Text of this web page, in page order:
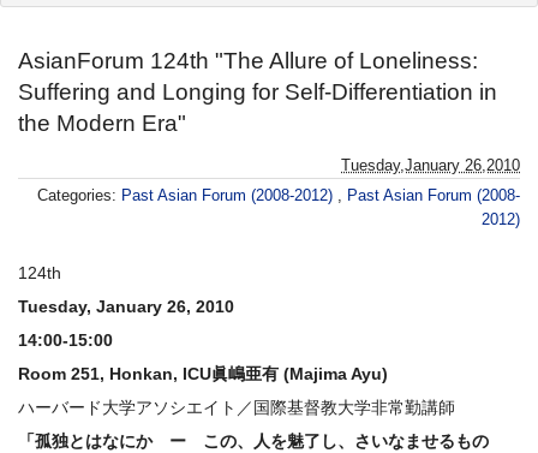
Peace Research Institute
Research Center for Global Language
Education(Closed)
AsianForum 124th "The Allure of Loneliness:
Suffering and Longing for Self-Differentiation in
the Modern Era"
Tuesday,January 26,2010
Categories: Past Asian Forum (2008-2012) , Past Asian Forum (2008-
2012)
124th
Tuesday, January 26, 2010
14:00-15:00
Room 251, Honkan, ICU眞嶋亜有 (Majima Ayu)
ハーバード大学アソシエイト／国際基督教大学非常勤講師
「孤独とはなにか ー この、人を魅了し、さいなませるもの